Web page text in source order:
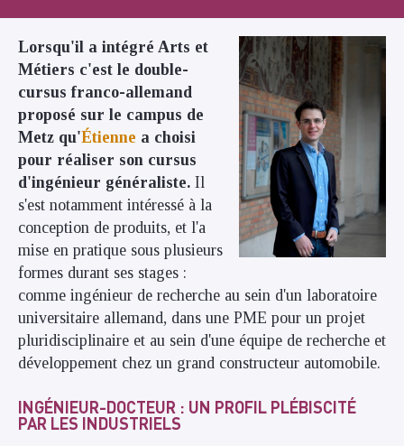
Lorsqu'il a intégré Arts et
Métiers c'est le double-
cursus franco-allemand
proposé sur le campus de
Metz qu'Étienne a choisi
pour réaliser son cursus
d'ingénieur généraliste. Il
s'est notamment intéressé à la
conception de produits, et l'a
mise en pratique sous plusieurs
formes durant ses stages :
comme ingénieur de recherche au sein d'un laboratoire
universitaire allemand, dans une PME pour un projet
pluridisciplinaire et au sein d'une équipe de recherche et
développement chez un grand constructeur automobile.
INGÉNIEUR-DOCTEUR : UN PROFIL PLÉBISCITÉ
PAR LES INDUSTRIELS